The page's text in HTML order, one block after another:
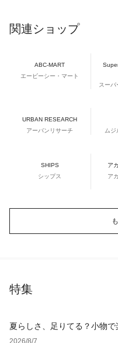
関連ショップ
ABC-MART
エービーシー・マート
スーパ
URBAN RESEARCH
アーバンリサーチ
ム
SHIPS
シップス
ア
ア
特集
夏らしさ、足りてる？小物
2026/8/7